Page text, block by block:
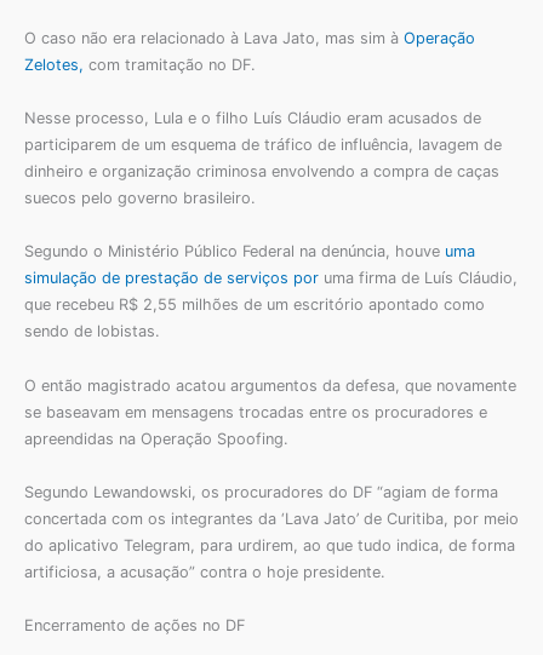
O caso não era relacionado à Lava Jato, mas sim à Operação
Zelotes, com tramitação no DF.
Nesse processo, Lula e o filho Luís Cláudio eram acusados de
participarem de um esquema de tráfico de influência, lavagem de
dinheiro e organização criminosa envolvendo a compra de caças
suecos pelo governo brasileiro.
Segundo o Ministério Público Federal na denúncia, houve uma
simulação de prestação de serviços por uma firma de Luís Cláudio,
que recebeu R$ 2,55 milhões de um escritório apontado como
sendo de lobistas.
O então magistrado acatou argumentos da defesa, que novamente
se baseavam em mensagens trocadas entre os procuradores e
apreendidas na Operação Spoofing.
Segundo Lewandowski, os procuradores do DF “agiam de forma
concertada com os integrantes da ‘Lava Jato’ de Curitiba, por meio
do aplicativo Telegram, para urdirem, ao que tudo indica, de forma
artificiosa, a acusação” contra o hoje presidente.
Encerramento de ações no DF